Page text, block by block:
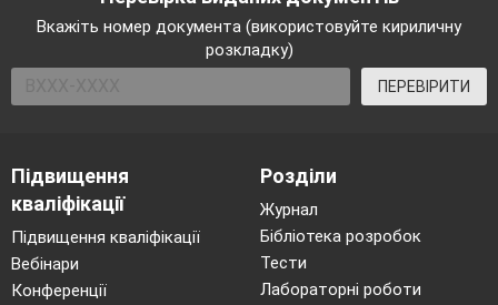
Вкажіть номер документа (використовуйте кириличну
розкладку)
ПЕРЕВІРИТИ
Підвищення
кваліфікації
Підвищення кваліфікації
Вебінари
Конференції
Розділи
Журнал
Бібліотека розробок
Тести
Лабораторні роботи